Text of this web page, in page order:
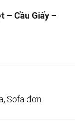
– Cầu Giấy –
, Sofa đơn